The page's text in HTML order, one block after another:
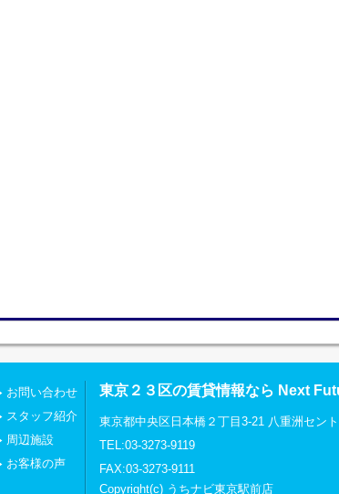
お問い合わせ
スタッフ紹介
周辺施設
お客様の声
東京２３区の賃貸情報なら Next
東京都中央区日本橋２丁目3-21 八重洲セン
TEL:03-3273-9119
FAX:03-3273-9111
Copyright(c) うちナビ東京駅前店